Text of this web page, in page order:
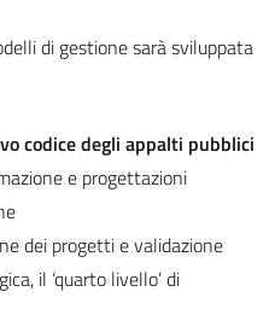
di gestione sarà sviluppata
codice degli appalti pubblici
e progettazioni
dei progetti e validazione
il ‘quarto livello’ di